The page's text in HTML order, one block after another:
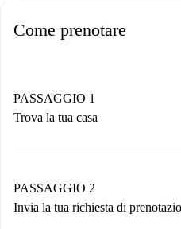
Come prenotare
PASSAGGIO 1
Trova la tua casa
Hai tutte le informazioni
PASSAGGIO 2
Invia la tua richiesta di